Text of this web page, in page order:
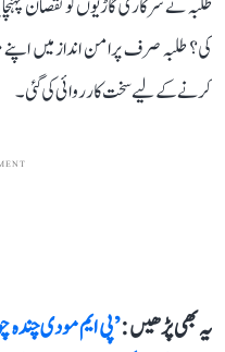
طلبہ نے سرکاری گاڑیوں کو نقصان
کی؟ طلبہ صرف پرامن انداز میں
کرنے کے لیے سخت کارروائی کی گئی۔
یہ بھی پڑھیں :’پی ایم مودی چندہ